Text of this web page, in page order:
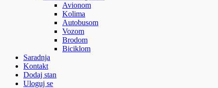
Avionom
Kolima
Autobusom
Vozom
Brodom
Biciklom
Saradnja
Kontakt
Dodaj stan
Uloguj se